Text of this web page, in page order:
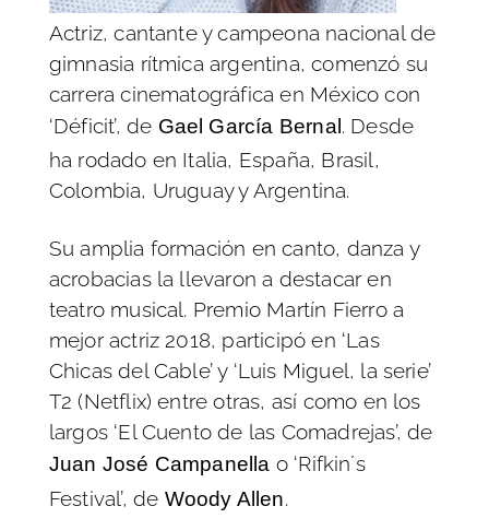
Actriz, cantante y campeona nacional de
gimnasia rítmica argentina, comenzó su
carrera cinematográfica en México con
‘Déficit’, de Gael García Bernal. Desde
ha rodado en Italia, España, Brasil,
Colombia, Uruguay y Argentina.
Su amplia formación en canto, danza y
acrobacias la llevaron a destacar en
teatro musical. Premio Martín Fierro a
mejor actriz 2018, participó en ‘Las
Chicas del Cable’ y ‘Luis Miguel, la serie’
T2 (Netflix) entre otras, así como en los
largos ‘El Cuento de las Comadrejas’, de
Juan José Campanella o ‘Rifkin´s
Festival’, de Woody Allen.